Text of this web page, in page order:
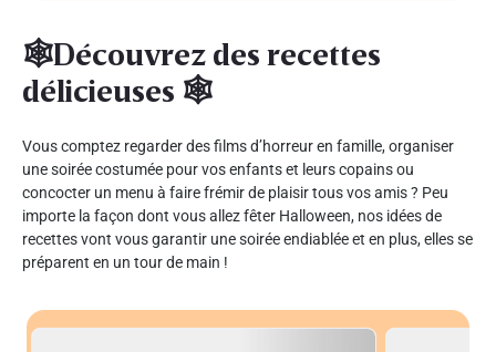
🕸️Découvrez des recettes
délicieuses 🕸️
Vous comptez regarder des films d’horreur en famille, organiser
une soirée costumée pour vos enfants et leurs copains ou
concocter un menu à faire frémir de plaisir tous vos amis ? Peu
importe la façon dont vous allez fêter Halloween, nos idées de
recettes vont vous garantir une soirée endiablée et en plus, elles se
préparent en un tour de main !